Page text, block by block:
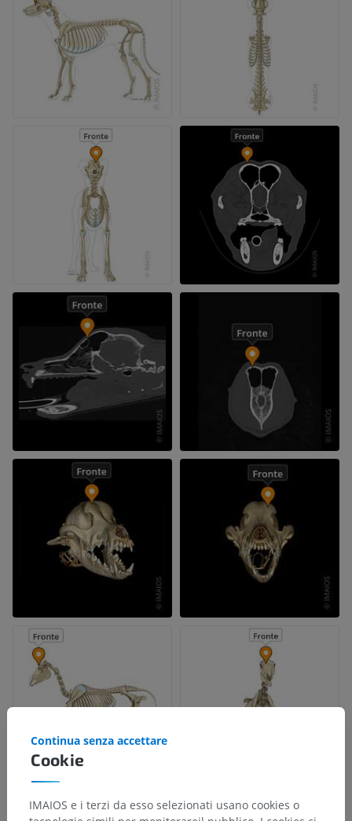
Cookie
Continua senza accettare
IMAIOS e i terzi da esso selezionati usano cookies o